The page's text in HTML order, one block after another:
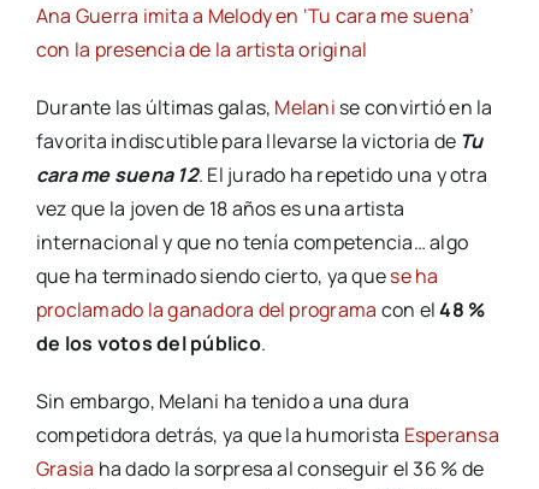
Ana Guerra imita a Melody en ‘Tu cara me suena’
con la presencia de la artista original
Durante las últimas galas, Melani se convirtió en la
favorita indiscutible para llevarse la victoria de Tu
cara me suena 12. El jurado ha repetido una y otra
vez que la joven de 18 años es una artista
internacional y que no tenía competencia… algo
que ha terminado siendo cierto, ya quese ha
proclamado la ganadora del programa con el48 %
de los votos del público.
Sin embargo, Melani ha tenido a una dura
competidora detrás, ya que la humorista Esperansa
Grasia ha dado la sorpresa al conseguir el 36 % de